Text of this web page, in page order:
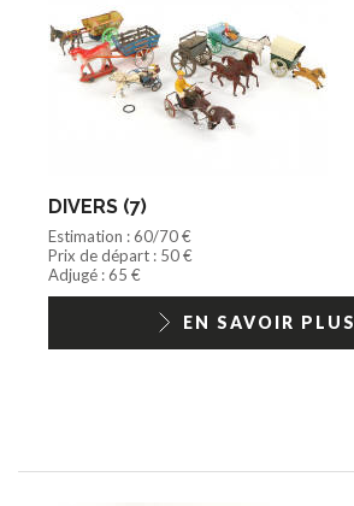
DIVERS (7)
Estimation : 60/70 €
Prix de départ : 50 €
Adjugé : 65 €
EN SAVOIR PLUS